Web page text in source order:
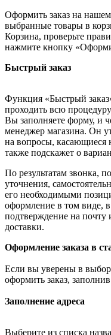
Оформить заказ на нашем
выбранные товары в
Корзина, проверьте
нажмите кнопку
Быстрый заказ
Функция «Быстрый
проходить всю
Вы заполняете форму, и
менеджер магазина. Он
на вопросы, касающиеся
также подскажет о
По результатам звонка,
уточнения,
его необходимыми
оформление в том виде,
подтверждение на
доставки.
Оформление заказа в
Если вы уверены в
оформить заказ,
Заполнение адреса
Выберите из списка